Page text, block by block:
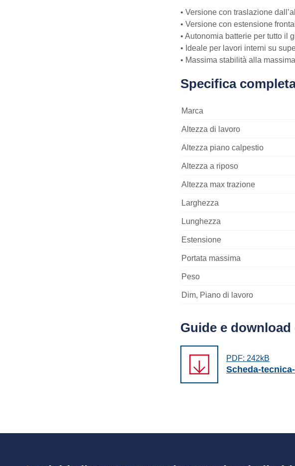
• Versione con traslazione
• Versione con estensione
• Autonomia batterie per tutto il
• Ideale per lavori interni su
• Massima stabilità alla
Specifica
Marca
Altezza di lavoro
Altezza piano calpestio
Altezza a riposo
Altezza max trazione
Larghezza
Lunghezza
Estensione
Portata massima
Peso
Dim, Piano di lavoro
Guide e
PDF: 242kB
Scheda-